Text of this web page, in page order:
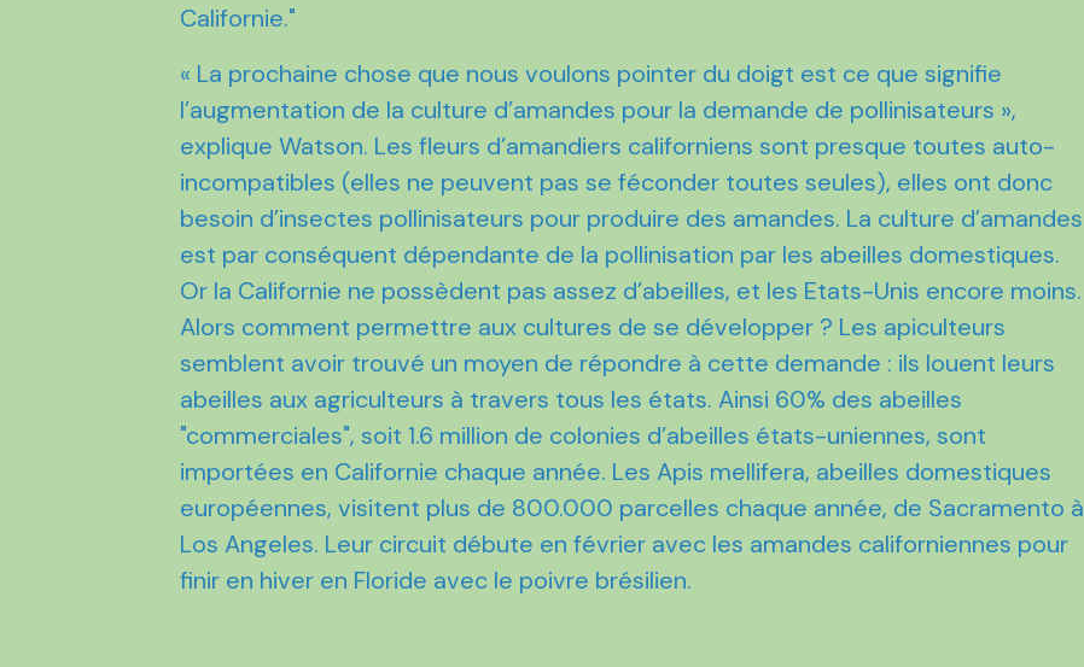
Californie."
« La prochaine chose que nous voulons pointer du doigt est ce que signifie
l’augmentation de la culture d’amandes pour la demande de pollinisateurs »,
explique Watson. Les fleurs d’amandiers californiens sont presque toutes auto-
incompatibles (elles ne peuvent pas se féconder toutes seules), elles ont donc
besoin d’insectes pollinisateurs pour produire des amandes. La culture d’amandes
est par conséquent dépendante de la pollinisation par les abeilles domestiques.
Or la Californie ne possèdent pas assez d’abeilles, et les Etats-Unis encore moins.
Alors comment permettre aux cultures de se développer ? Les apiculteurs
semblent avoir trouvé un moyen de répondre à cette demande : ils louent leurs
abeilles aux agriculteurs à travers tous les états. Ainsi 60% des abeilles
"commerciales", soit 1.6 million de colonies d’abeilles états-uniennes, sont
importées en Californie chaque année. Les Apis mellifera, abeilles domestiques
européennes, visitent plus de 800.000 parcelles chaque année, de Sacramento à
Los Angeles. Leur circuit débute en février avec les amandes californiennes pour
finir en hiver en Floride avec le poivre brésilien.